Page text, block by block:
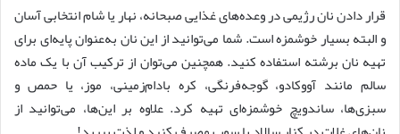
قرار دادن نان رژیمی در وعده‌های غذایی صبحانه، نهار یا شام انتخابی آسان
و البته بسیار خوشمزه است. شما می‌توانید از این نان به‌عنوان ‌پایه‌ای برای
تهیه نان برشته استفاده کنید. همچنین می‌توان از ترکیب آن‌ با یک ماده
سالم مانند آووکادو، گوجه‌فرنگی، کره بادام‌زمینی، موز، یا حمص و
سبزی‌ها، ساندویچ خوشمزه‌ای تهیه کرد. علاوه بر این‌ها، می‌توانید از